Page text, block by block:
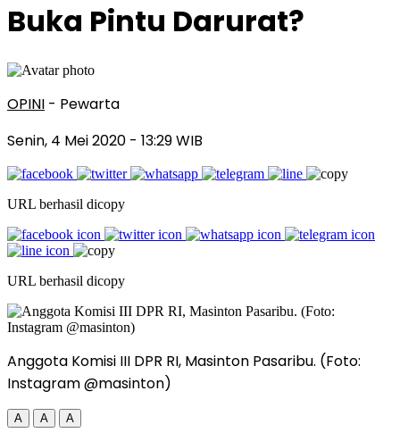
Buka Pintu Darurat?
OPINI - Pewarta
Senin, 4 Mei 2020 - 13:29 WIB
URL berhasil dicopy
URL berhasil dicopy
Anggota Komisi III DPR RI, Masinton Pasaribu. (Foto:
Instagram @masinton)
A A A